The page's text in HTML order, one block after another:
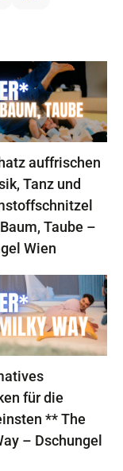
auffrischen
Tanz und
Taube –
Wien
für die
** The
– Dschungel